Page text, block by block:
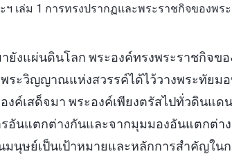
ฯ เล่ม 1 การทรงปรากฏและพระราชกิจของพร
ายังแผ่นดินโลก พระองค์ทรงพระราชกิจข
พระวิญญาณแห่งสวรรค์ได้ไว้วางพระทัยม
ค์เสด็จมา พระองค์เพียงตรัสไปทั่วดินแด
อันแตกต่างกันและจากมุมมองอันแตกต่า
นุษย์เป็นเป้าหมายและหลักการสำคัญใน